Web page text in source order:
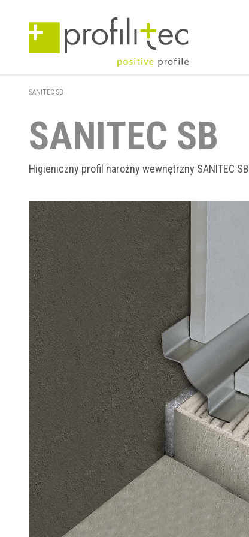
SANITEC SB
SANITEC SB
Higieniczny profil narożny wewnętrzny SANITEC SB